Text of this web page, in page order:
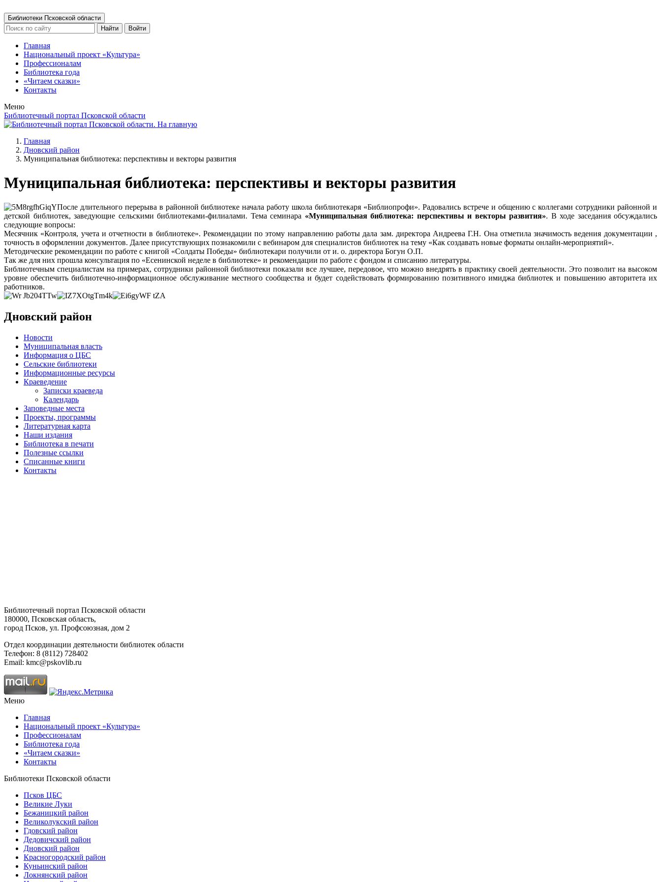
Библиотеки Псковской области
Найти
Войти
Главная
Национальный проект «Культура»
Профессионалам
Библиотека года
«Читаем сказки»
Контакты
Меню
Библиотечный портал Псковской области
Главная
Дновский район
Муниципальная библиотека: перспективы и векторы развития
Муниципальная библиотека: перспективы и векторы развития
После длительного перерыва в районной библиотеке начала работу школа библиотекаря «Библиопрофи». Радовались встрече и общению с коллегами сотрудники районной и
детской библиотек, заведующие сельскими библиотеками-филиалами. Тема семинара «Муниципальная библиотека: перспективы и векторы развития». В ходе заседания обсуждались
следующие вопросы:
Месячник «Контроля, учета и отчетности в библиотеке». Рекомендации по этому направлению работы дала зам. директора Андреева Г.Н. Она отметила значимость ведения документации ,
точность в оформлении документов. Далее присутствующих познакомили с вебинаром для специалистов библиотек на тему «Как создавать новые форматы онлайн-мероприятий».
Методические рекомендации по работе с книгой «Солдаты Победы» библиотекари получили от и. о. директора Богун О.П.
Так же для них прошла консультация по «Есенинской неделе в библиотеке» и рекомендации по работе с фондом и списанию литературы.
Библиотечным специалистам на примерах, сотрудники районной библиотеки показали все лучшее, передовое, что можно внедрять в практику своей деятельности. Это позволит на высоком
уровне обеспечить библиотечно-информационное обслуживание местного сообщества и будет содействовать формированию позитивного имиджа библиотек и повышению авторитета их
работников.
Дновский район
Новости
Муниципальная власть
Информация о ЦБС
Сельские библиотеки
Информационные ресурсы
Краеведение
Записки краеведа
Календарь
Заповедные места
Проекты, программы
Литературная карта
Наши издания
Библиотека в печати
Полезные ссылки
Списанные книги
Контакты
Библиотечный портал Псковской области
180000, Псковская область,
город Псков, ул. Профсоюзная, дом 2
Отдел координации деятельности библиотек области
Телефон: 8 (8112) 728402
Email: kmc@pskovlib.ru
Меню
Главная
Национальный проект «Культура»
Профессионалам
Библиотека года
«Читаем сказки»
Контакты
Библиотеки Псковской области
Псков ЦБС
Великие Луки
Бежаницкий район
Великолукский район
Гдовский район
Дедовичский район
Дновский район
Красногородский район
Куньинский район
Локнянский район